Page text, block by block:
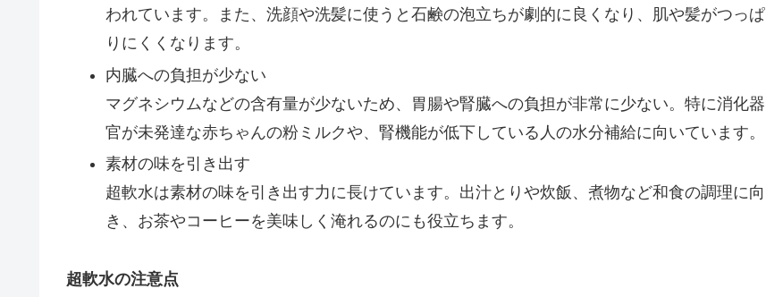
われています。また、洗顔や洗髪に使うと石鹸の泡立ちが劇的に良くなり、肌や髪がつっぱ
りにくくなります。
内臓への負担が少ない
マグネシウムなどの含有量が少ないため、胃腸や腎臓への負担が非常に少ない。特に消化器
官が未発達な赤ちゃんの粉ミルクや、腎機能が低下している人の水分補給に向いています。
素材の味を引き出す
超軟水は素材の味を引き出す力に長けています。出汁とりや炊飯、煮物など和食の調理に向
き、お茶やコーヒーを美味しく淹れるのにも役立ちます。
超軟水の注意点